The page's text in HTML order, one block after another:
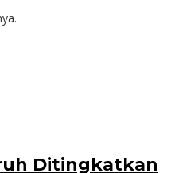
Ditingkatkan